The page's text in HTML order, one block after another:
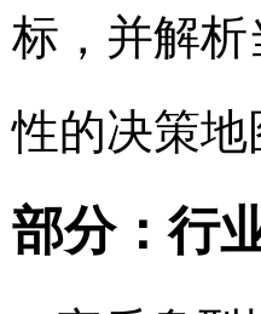
标，并解
性的决策地
部分：行